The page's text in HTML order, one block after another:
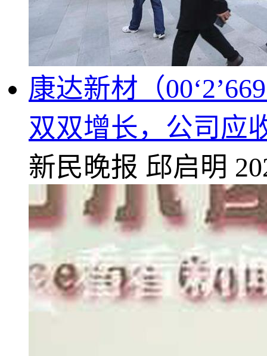
康达新材（
双双增长，公司应
新民晚报 邱启明